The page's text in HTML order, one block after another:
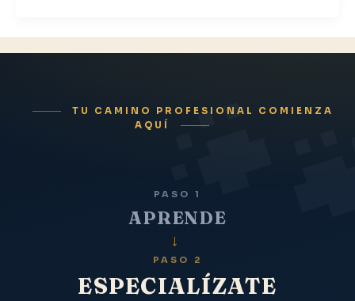
TU CAMINO PROFESIONAL COMIENZA
AQUÍ
PASO 1
APRENDE
→
PASO 2
ESPECIALÍZATE